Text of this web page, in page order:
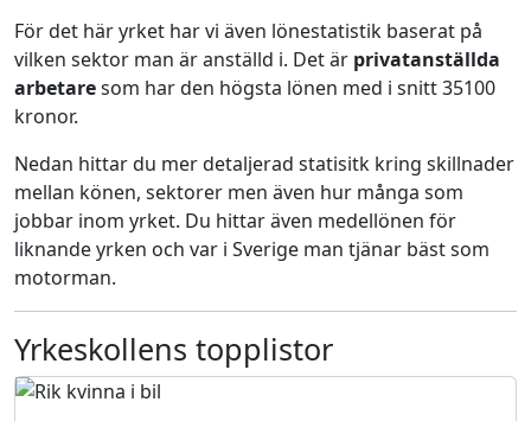
För det här yrket har vi även lönestatistik baserat på
vilken sektor man är anställd i. Det är privatanställda
arbetaresom har den högsta lönen med i snitt 35100
kronor.
Nedan hittar du mer detaljerad statisitk kring skillnader
mellan könen, sektorer men även hur många som
jobbar inom yrket. Du hittar även medellönen för
liknande yrken och var i Sverige man tjänar bäst som
motorman.
Yrkeskollens topplistor